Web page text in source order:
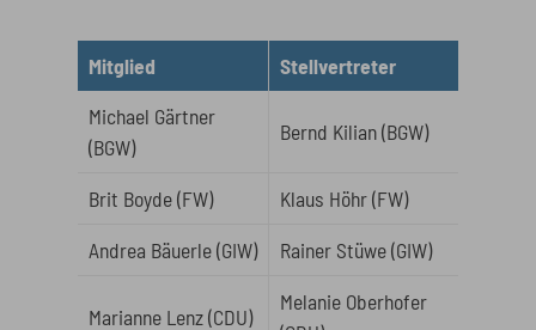
Mitglied
Stellvertreter
Michael Gärtner
(BGW)
Bernd Kilian (BGW)
Brit Boyde (FW)
Klaus Höhr (FW)
Andrea Bäuerle (GIW)
Rainer Stüwe (GIW)
Marianne Lenz (CDU)
Melanie Oberhofer